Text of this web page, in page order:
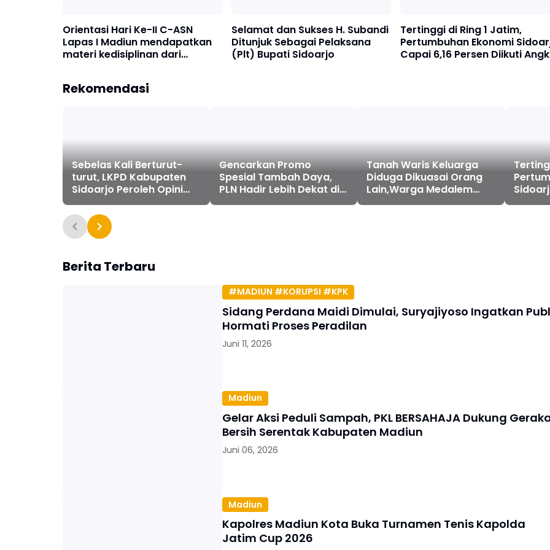
Orientasi Hari Ke-II C-ASN
Lapas I Madiun mendapatkan
materi kedisiplinan dari
Selamat dan Sukses H. Subandi
Ditunjuk Sebagai Pelaksana
(Plt) Bupati Sidoarjo
Tertinggi di Ring 1 Jatim,
Pertumbuhan Ekonomi
Capai 6,16 Persen Diikuti
Rekomendasi
Sebelas Kali Berturut-
turut, LKPD Kabupaten
Sidoarjo Peroleh Opini
WTP
Gencarkan Promo
Spesial Tambah Daya,
PLN Hadir Lebih Dekat di
Brimob
Tanah Waris Keluarga
Diduga Dikuasai Orang
Lain,Warga Medalem
Akan Tempuh Jalur
Persen
Berita Terbaru
#MADIUN #KORUPSI #KPK
Sidang Perdana Maidi Dimulai, Suryajiyoso Ingatkan
Hormati Proses Peradilan
Juni 11, 2026
Madiun
Gelar Aksi Peduli Sampah, PKL BERSAHAJA Dukung
Bersih Serentak Kabupaten Madiun
Juni 06, 2026
Madiun
Kapolres Madiun Kota Buka Turnamen Tenis Kapolda
Jatim Cup 2026